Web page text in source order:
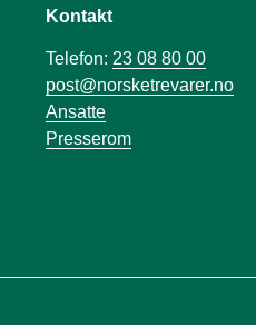
Kontakt
Telefon: 23 08 80 00
post@norsketrevarer.no
Ansatte
Presserom